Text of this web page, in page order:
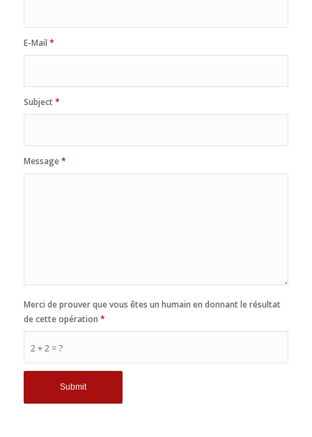
E-Mail *
Subject*
Message*
2 + 2 = ?
Merci de prouver que vous êtes un humain en donnant le résultat
de cette opération *